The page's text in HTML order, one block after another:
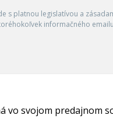
platnou legislatívou a
informačného
vo svojom predajnom